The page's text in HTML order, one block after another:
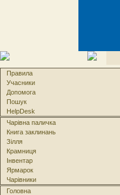
Правила
Учасники
Допомога
Пошук
HelpDesk
Чарівна паличка
Книга заклинань
Зілля
Крамниця
Інвентар
Ярмарок
Чарівники
Головна